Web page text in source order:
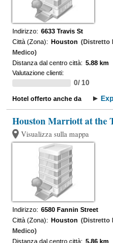
Indirizzo: 6633 Travis St
Città (Zona): Houston (Distretto
Medico)
Distanza dal centro città: 5.88 km
Valutazione clienti:
0/ 10
Hotel offerto anche da
Houston Marriott at the
Visualizza sulla mappa
Indirizzo: 6580 Fannin Street
Città (Zona): Houston (Distretto
Medico)
Distanza dal centro città: 5.86 km